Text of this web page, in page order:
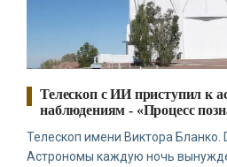
Телескоп с ИИ приступил к
наблюдениям - «Процесс
Телескоп имени Виктора Бланко.
Астрономы каждую ночь